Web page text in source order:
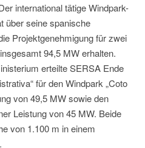
international tätige Windpark-
über seine spanische
Projektgenehmigung für zwei
94,5 MW erhalten.
erteilte SERSA Ende
für den Windpark „Coto
von 49,5 MW sowie den
Leistung von 45 MW. Beide
von 1.100 m in einem